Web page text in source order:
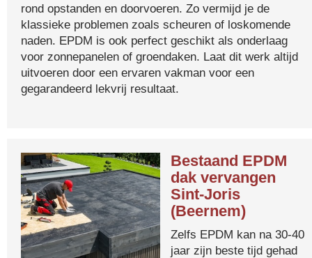
rond opstanden en doorvoeren. Zo vermijd je de
klassieke problemen zoals scheuren of loskomende
naden. EPDM is ook perfect geschikt als onderlaag
voor zonnepanelen of groendaken. Laat dit werk altijd
uitvoeren door een ervaren vakman voor een
gegarandeerd lekvrij resultaat.
Bestaand EPDM
dak vervangen
Sint-Joris
(Beernem)
Zelfs EPDM kan na 30-40
jaar zijn beste tijd gehad